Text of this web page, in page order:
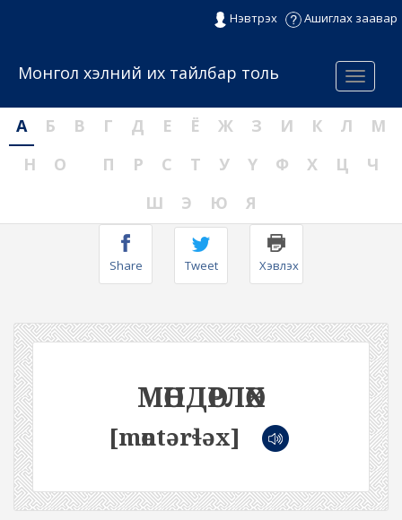
Нэвтрэх Ашиглах заавар
Menu
Монгол хэлний их тайлбар толь
А Б В Г Д Е Ё Ж З И К Л
М
Н
О П Р С Т У Ү Ф Х Ц
Ч
Ш
Э Ю Я
Share Tweet Хэвлэх
МӨНДӨРЛӨХ
[mөntərɬəx]